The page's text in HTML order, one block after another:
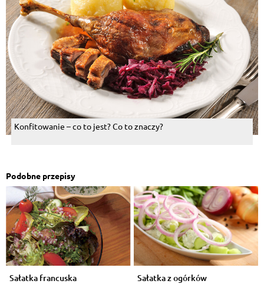
Konfitowanie – co to jest? Co to znaczy?
Podobne przepisy
Sałatka francuska Sałatka z ogórków